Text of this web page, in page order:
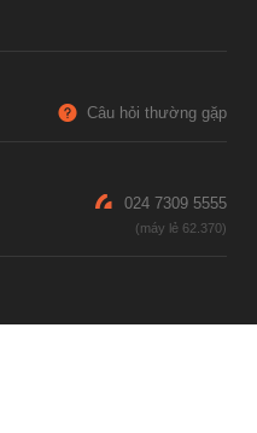
Câu hỏi thường gặp
024 7309 5555